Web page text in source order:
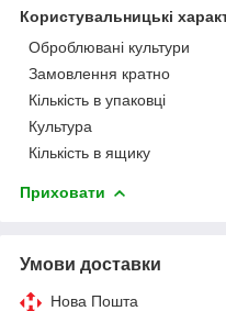
Користувальницькі
Оброблювані культури
Замовлення кратно
Кількість в упаковці
Культура
Кількість в ящику
Приховати
Умови доставки
Нова Пошта